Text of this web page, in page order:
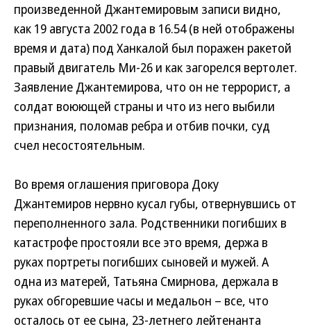
произведенной Джантемировым записи видно,
как 19 августа 2002 года в 16.54 (в ней отображены
время и дата) под Ханкалой был поражен ракетой
правый двигатель Ми-26 и как загорелся вертолет.
Заявление Джантемирова, что он не террорист, а
солдат воюющей страны и что из него выбили
признания, поломав ребра и отбив почки, суд
счел несостоятельным.
Во время оглашения приговора Доку
Джантемиров нервно кусал губы, отвернувшись от
переполненного зала. Родственники погибших в
катастрофе простояли все это время, держа в
руках портреты погибших сыновей и мужей. А
одна из матерей, Татьяна Смирнова, держала в
руках обгоревшие часы и медальон – все, что
осталось от ее сына, 23-летнего лейтенанта